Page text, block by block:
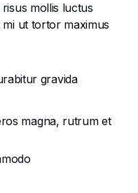
mollis luctus
ut tortor maximus
gravida
magna, rutrum et